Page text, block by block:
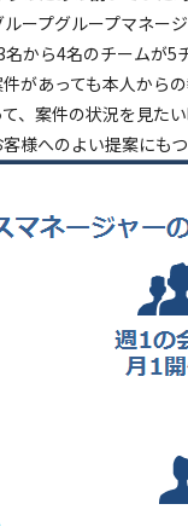
ープグループマネー
名から4名のチームが
があっても本人から
、案件の状況を見た
様へのよい提案にも